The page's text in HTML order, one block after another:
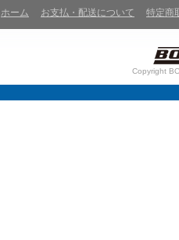
ホーム お支払・配送について 特定商
Copyright